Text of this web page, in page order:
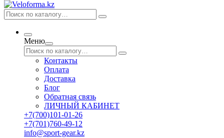
Меню
Контакты
Оплата
Доставка
Блог
Обратная связь
ЛИЧНЫЙ КАБИНЕТ
+7(700)101-01-26
+7(701)760-49-12
info@sport-gear.kz